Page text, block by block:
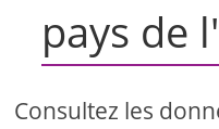
pays de
Consultez les